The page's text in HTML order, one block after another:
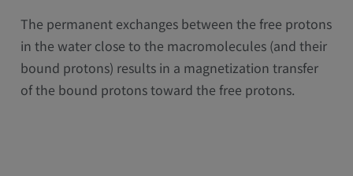
The permanent exchanges between the free protons
in the water close to the macromolecules (and their
bound protons) results in a magnetization transfer
of the bound protons toward the free protons.